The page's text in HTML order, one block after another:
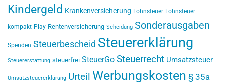
Kindergeld Krankenversicherung Lohnsteuer Lohnsteuer
kompakt Play Rentenversicherung Scheidung Sonderausgaben
Spenden Steuerbescheid Steuererklärung
Steuererstattung steuerfrei SteuerGo Steuerrecht Umsatzsteuer
Umsatzsteuererklärung Urteil Werbungskosten § 35a